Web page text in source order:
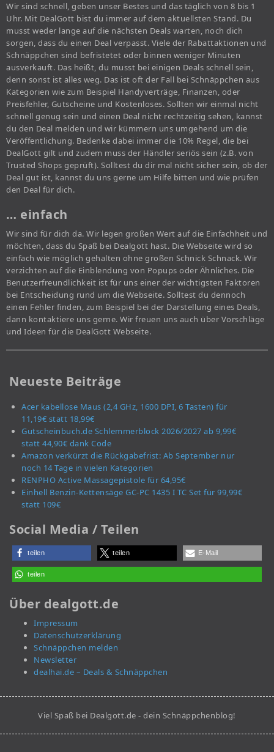
Wir sind schnell, geben unser Bestes und das täglich von 8 bis 1
Uhr. Mit DealGott bist du immer auf dem aktuellsten Stand. Du
musst weder lange auf die nächsten Deals warten, noch dich
sorgen, dass du einen Deal verpasst. Viele der Rabattaktionen und
Schnäppchen sind befristetet oder binnen weniger Minuten
ausverkauft. Das heißt, du musst bei einigen Deals schnell sein,
denn sonst ist alles weg. Das ist oft der Fall bei Schnäppchen aus
Kategorien wie zum Beispiel Handyverträge, Finanzen, oder
Preisfehler, Gutscheine und Kostenloses. Sollten wir einmal nicht
schnell genug sein und einen Deal nicht rechtzeitig sehen, kannst
du den Deal melden und wir kümmern uns umgehend um die
Veröffentlichung. Bedenke dabei immer die 10% Regel, die bei
DealGott gilt und zudem muss der Händler seriös sein (z.B. von
Trusted Shops geprüft). Solltest du dir mal nicht sicher sein, ob der
Deal gut ist, kannst du uns gerne um Hilfe bitten und wie prüfen
den Deal für dich.
… einfach
Wir sind für dich da. Wir legen großen Wert auf die Einfachheit und
möchten, dass du Spaß bei Dealgott hast. Die Webseite wird so
einfach wie möglich gehalten ohne großen Schnick Schnack. Wir
verzichten auf die Einblendung von Popups oder Ähnliches. Die
Benutzerfreundlichkeit ist für uns einer der wichtigsten Faktoren
bei Entscheidung rund um die Webseite. Solltest du dennoch
einen Fehler finden, zum Beispiel bei der Darstellung eines Deals,
dann kontaktiere uns gerne. Wir freuen uns auch über Vorschläge
und Ideen für die DealGott Webseite.
Neueste Beiträge
Acer kabellose Maus (2,4 GHz, 1600 DPI, 6 Tasten) für
11,19€ statt 18,99€
Gutscheinbuch.de Schlemmerblock 2026/2027 ab 9,99€
statt 44,90€ dank Code
Amazon verkürzt die Rückgabefrist: Ab September nur
noch 14 Tage in vielen Kategorien
RENPHO Active Massagepistole für 64,95€
Einhell Benzin-Kettensäge GC-PC 1435 I TC Set für 99,99€
statt 109€
Social Media / Teilen
teilen teilen E-Mail
teilen
Über dealgott.de
Impressum
Datenschutzerklärung
Schnäppchen melden
Newsletter
dealhai.de – Deals & Schnäppchen
Viel Spaß bei Dealgott.de - dein Schnäppchenblog!